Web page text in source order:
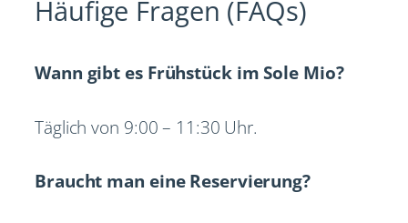
Häufige Fragen (FAQs)
Wann gibt es Frühstück im Sole Mio?
Täglich von 9:00 – 11:30 Uhr.
Braucht man eine Reservierung?